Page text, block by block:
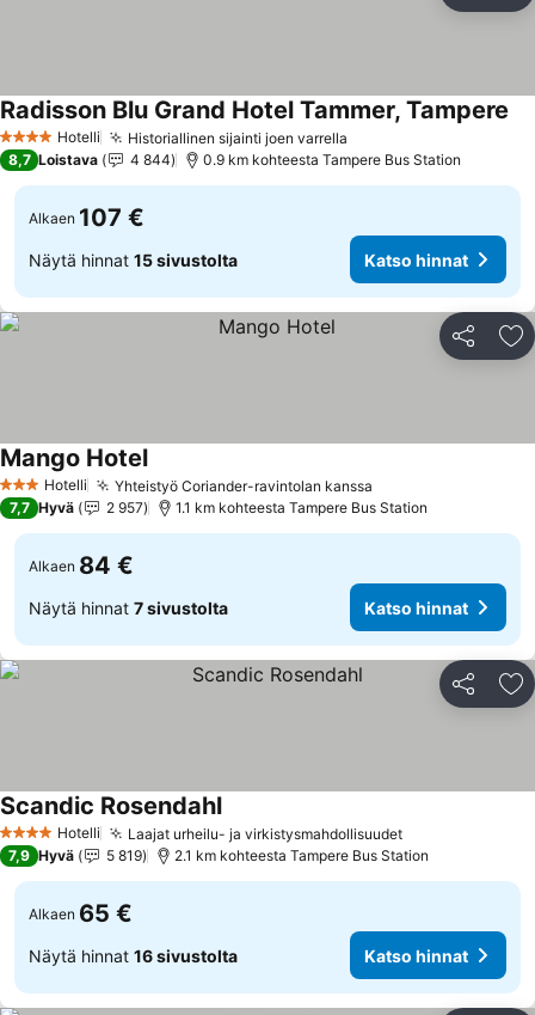
4 Tähtiluokitus
Hotelli Historiallinen sijainti joen varrella
Radisson Blu Grand Hotel Tammer, Tampere
8,7 Loistava 4 844 0.9 km kohteesta Tampere Bus Station
Alkaen 107 €
Näytä hinnat 15 sivustolta Katso hinnat
Jaa
3 Tähtiluokitus
Hotelli Yhteistyö Coriander-ravintolan kanssa
Mango Hotel
7,7 Hyvä 2 957 1.1 km kohteesta Tampere Bus Station
Alkaen 84 €
Näytä hinnat 7 sivustolta Katso hinnat
Jaa
4 Tähtiluokitus
Hotelli Laajat urheilu- ja virkistysmahdollisuudet
Scandic Rosendahl
7,9 Hyvä 5 819 2.1 km kohteesta Tampere Bus Station
Alkaen 65 €
Näytä hinnat 16 sivustolta Katso hinnat